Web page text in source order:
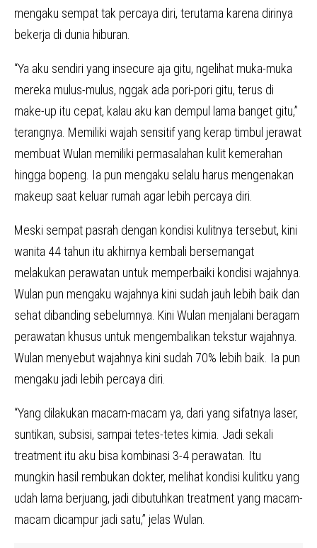
mengaku sempat tak percaya diri, terutama karena dirinya
bekerja di dunia hiburan.
“Ya aku sendiri yang insecure aja gitu, ngelihat muka-muka
mereka mulus-mulus, nggak ada pori-pori gitu, terus di
make-up itu cepat, kalau aku kan dempul lama banget gitu,”
terangnya. Memiliki wajah sensitif yang kerap timbul jerawat
membuat Wulan memiliki permasalahan kulit kemerahan
hingga bopeng. Ia pun mengaku selalu harus mengenakan
makeup saat keluar rumah agar lebih percaya diri.
Meski sempat pasrah dengan kondisi kulitnya tersebut, kini
wanita 44 tahun itu akhirnya kembali bersemangat
melakukan perawatan untuk memperbaiki kondisi wajahnya.
Wulan pun mengaku wajahnya kini sudah jauh lebih baik dan
sehat dibanding sebelumnya. Kini Wulan menjalani beragam
perawatan khusus untuk mengembalikan tekstur wajahnya.
Wulan menyebut wajahnya kini sudah 70% lebih baik. Ia pun
mengaku jadi lebih percaya diri.
“Yang dilakukan macam-macam ya, dari yang sifatnya laser,
suntikan, subsisi, sampai tetes-tetes kimia. Jadi sekali
treatment itu aku bisa kombinasi 3-4 perawatan. Itu
mungkin hasil rembukan dokter, melihat kondisi kulitku yang
udah lama berjuang, jadi dibutuhkan treatment yang macam-
macam dicampur jadi satu,” jelas Wulan.